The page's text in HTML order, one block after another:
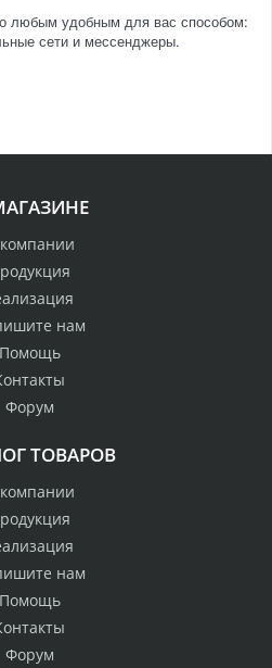
любым удобным для вас способом:
сети и мессенджеры.
нам
Помощь
Форум
ТОВАРОВ
нам
Помощь
Форум